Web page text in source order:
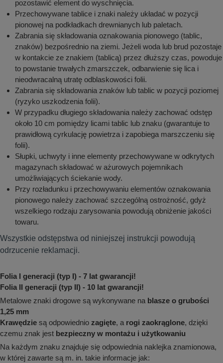
pozostawić element do wyschnięcia.
Przechowywane tablice i znaki należy układać w pozycji
pionowej na podkładkach drewnianych lub paletach.
Zabrania się składowania oznakowania pionowego (tablic,
znaków) bezpośrednio na ziemi. Jeżeli woda lub brud pozostaje
w kontakcie ze znakiem (tablicą) przez dłuższy czas, powoduje
to powstanie trwałych zmarszczek, odbarwienie się lica i
nieodwracalną utratę odblaskowości folii.
Zabrania się składowania znaków lub tablic w pozycji poziomej
(ryzyko uszkodzenia folii).
W przypadku długiego składowania należy zachować odstęp
około 10 cm pomiędzy licami tablic lub znaku (gwarantuje to
prawidłową cyrkulację powietrza i zapobiega marszczeniu się
folii).
Słupki, uchwyty i inne elementy przechowywane w odkrytych
magazynach składować w ażurowych pojemnikach
umożliwiających ściekanie wody.
Przy rozładunku i przechowywaniu elementów oznakowania
pionowego należy zachować szczególną ostrożność, gdyż
wszelkiego rodzaju zarysowania powodują obniżenie jakości
towaru.
Wszystkie odstępstwa od niniejszej instrukcji powodują
odrzucenie reklamacji.
Folia I generacji (typ I) - 7 lat gwarancji!
Folia II generacji (typ II) - 10 lat gwarancji!
Metalowe znaki drogowe są wykonywane na blasze o grubości
1,25 mm
Krawędzie są odpowiednio zagięte, a rogi zaokrąglone, dzięki
czemu znak jest bezpieczny w montażu i użytkowaniu
Na każdym znaku znajduje się odpowiednia naklejka znamionowa,
w której zawarte są m. in. takie informacje jak: